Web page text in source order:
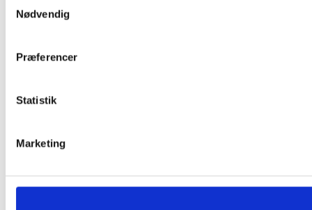
Nødvendig
Præferencer
Statistik
Marketing